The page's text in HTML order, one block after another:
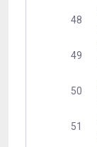
48
49
50
51